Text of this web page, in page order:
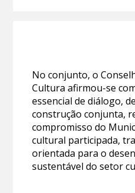
No conjunto, o
Cultura afirmou-se
essencial de diálogo,
construção conjunta,
compromisso do
cultural participada,
orientada para o
sustentável do setor